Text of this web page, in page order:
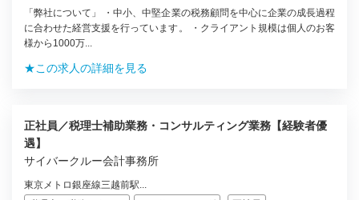
「弊社について」 ・中小、中堅企業の税務顧問を中心に企業の成長過程
に合わせた経営支援を行っています。 ・クライアント規模は個人のお客
様から1000万...
★この求人の詳細を見る
正社員／税理士補助業務・コンサルティング業務【経験者優
遇】
サイバークルー会計事務所
東京メトロ銀座線三越前駅...